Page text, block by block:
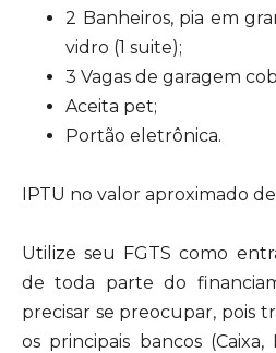
2 Banheiros, pia em
vidro (1 suite);
3 Vagas de garagem
Aceita pet;
Portão eletrônica.
IPTU no valor aproximado
Utilize seu FGTS como
de toda parte do
precisar se preocupar, pois
os principais bancos